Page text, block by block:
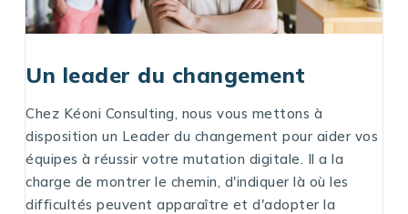
Un leader du changement
Chez Kéoni Consulting, nous vous mettons à
disposition un Leader du changement pour aider vos
équipes à réussir votre mutation digitale. Il a la
charge de montrer le chemin, d'indiquer là où les
difficultés peuvent apparaître et d'adopter la